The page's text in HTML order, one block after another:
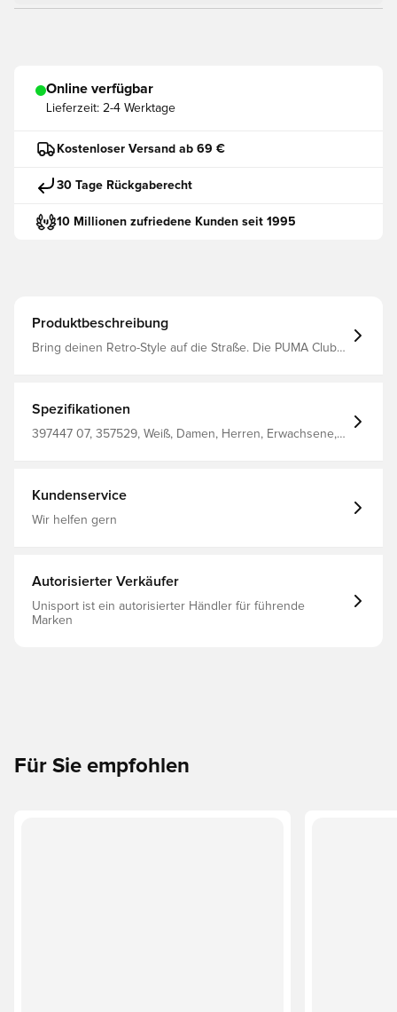
Online verfügbar
Lieferzeit: 2-4 Werktage
Kostenloser Versand ab 69 €
30 Tage Rückgaberecht
10 Millionen zufriedene Kunden seit 1995
Produktbeschreibung
Bring deinen Retro-Style auf die Straße. Die PUMA Club II
Beweg dich – Diese Sneakers möchten für Eindruck
sorgen. Regular Fit Overlay-Designdetails Schnürung
Gummilaufsohle Stark strukturierte Zwischensohle PUMA
Spezifikationen
397447 07, 357529, Weiß, Damen, Herren, Erwachsene,
Kundenservice
Wir helfen gern
Autorisierter Verkäufer
Unisport ist ein autorisierter Händler für führende
Marken
Für Sie empfohlen